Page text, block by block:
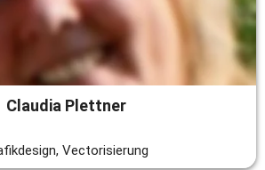
Claudia Plettner
Vectorisierung